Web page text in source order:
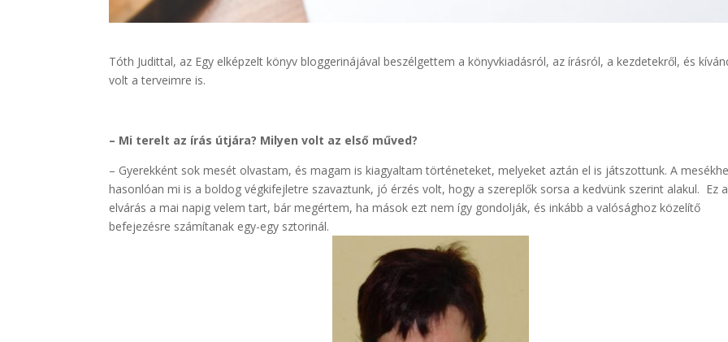
Tóth Judittal, az Egy elképzelt könyv bloggerinájával beszélgettem a könyvkiadásról, az írásról, a kezdetekről, és
volt a terveimre is.
– Mi terelt az írás útjára? Milyen volt az első műved?
– Gyerekként sok mesét olvastam, és magam is kiagyaltam történeteket, melyeket aztán el is játszottunk. A
hasonlóan mi is a boldog végkifejletre szavaztunk, jó érzés volt, hogy a szereplők sorsa a kedvünk szerint alakul. Ez
elvárás a mai napig velem tart, bár megértem, ha mások ezt nem így gondolják, és inkább a valósághoz közelítő
befejezésre számítanak egy-egy sztorinál.